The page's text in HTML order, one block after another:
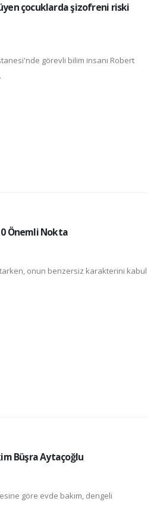
çocuklarda şizofreni riski
görevli bilim insanı Robert
Önemli Nokta
onun benzersiz karakterini kabul
Büşra Aytaçoğlu
göre evde bakım, dengeli